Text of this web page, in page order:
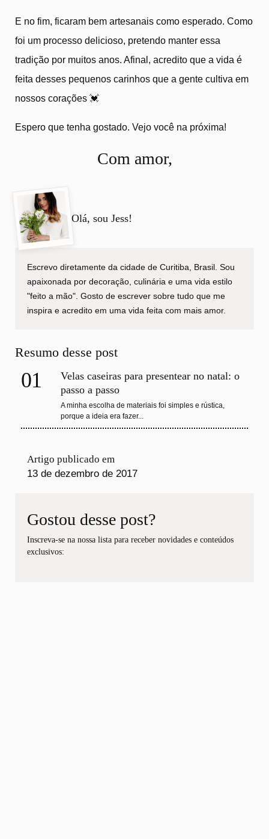
E no fim, ficaram bem artesanais como esperado. Como
foi um processo delicioso, pretendo manter essa
tradição por muitos anos. Afinal, acredito que a vida é
feita desses pequenos carinhos que a gente cultiva em
nossos corações 💓
Espero que tenha gostado. Vejo você na próxima!
Com amor,
Olá, sou Jess!
Escrevo diretamente da cidade de Curitiba, Brasil. Sou
apaixonada por decoração, culinária e uma vida estilo
"feito a mão". Gosto de escrever sobre tudo que me
inspira e acredito em uma vida feita com mais amor.
Resumo desse post
01
Velas caseiras para presentear no natal: o
passo a passo
A minha escolha de materiais foi simples e rústica,
porque a ideia era fazer...
Artigo publicado em
13 de dezembro de 2017
Gostou desse post?
Inscreva-se na nossa lista para receber novidades e conteúdos
exclusivos: